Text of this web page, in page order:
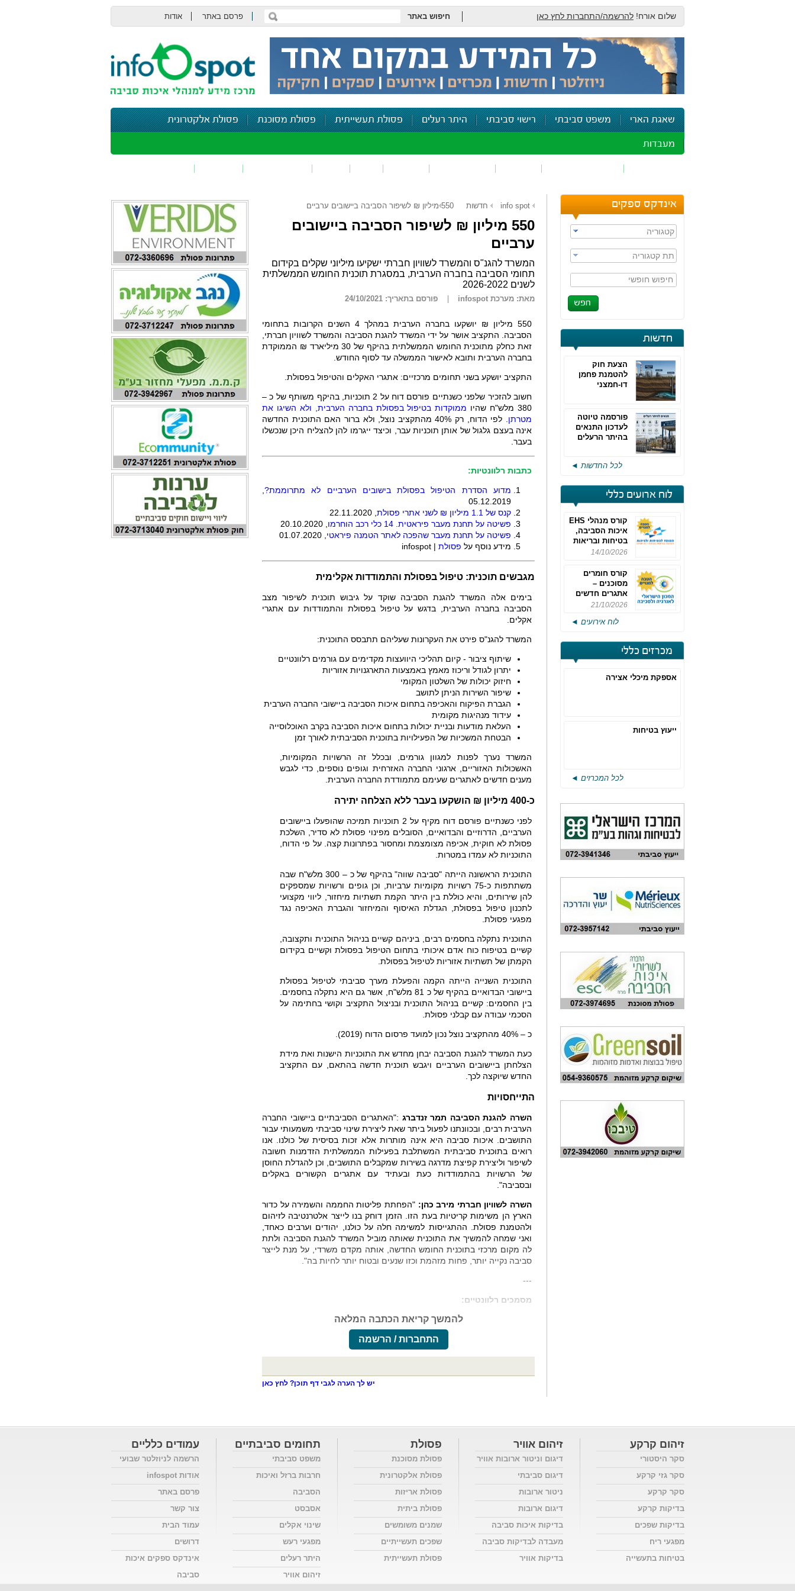
שלום אורח! להרשמה/התחברות לחץ כאן חיפוש באתר פרסם באתר אודות
שאגת הארי משפט סביבתי רישוי סביבתי היתר רעלים פסולת תעשייתית פסולת מסוכנת פסולת אלקטרונית
מעבדות
אינדקס ספקים
קטגוריה
תת קטגוריה
חיפוש חופשי
חדשות
הצעת חוק
להטמנת פחמן
דו-חמצני
פורסמה טיוטה
לעדכון התנאים
בהיתר הרעלים
לכל החדשות ◄
לוח ארועים כללי
קורס מנהלי EHS
איכות הסביבה,
בטיחות ובריאות
תעסוקתית
14/10/2026
קורס חומרים
מסוכנים –
אתגרים חדשים
והערכות לחוק
מחזור 4
21/10/2026
לוח אירועים ◄
מכרזים כללי
אספקת מיכלי אצירה
ייעוץ בטיחות
לכל המכרזים ◄
info spot חדשות 550 מיליון ₪ לשיפור הסביבה ביישובים ערביים
550 מיליון ₪ לשיפור הסביבה ביישובים
ערביים
המשרד להגנ"ס והמשרד לשוויון חברתי ישקיעו מיליוני שקלים בקידום
תחומי הסביבה בחברה הערבית, במסגרת תוכנית החומש הממשלתית
לשנים 2026-2022
מאת: מערכת infospot פורסם בתאריך: 24/10/2021
550 מיליון ₪ יושקעו בחברה הערבית במהלך 4 השנים הקרובות בתחומי
הסביבה. התקציב אושר על ידי המשרד להגנת הסביבה והמשרד לשוויון חברתי,
זאת כחלק מתוכנית החומש הממשלתית בהיקף של 30 מיליארד ₪ הממוקדת
בחברה הערבית ותובא לאישור הממשלה עד לסוף החודש.
התקציב יושקע בשני תחומים מרכזיים: אתגרי האקלים והטיפול בפסולת.
חשוב להזכיר שלפני כשנתיים פורסם דוח על 2 תוכניות, בהיקף משותף של כ –
380 מלש"ח שהיו
ממוקדות בטיפול בפסולת בחברה הערבית, ולא השיגו את
מטרתן
. לפי הדוח, רק 40% מהתקציב נוצל, ולא ברור האם התוכנית החדשה
אינה בעצם גלגול של אותן תוכניות עבר, וכיצד ייגרמו להן להצליח היכן שנכשלו
בעבר.
כתבות רלוונטיות:
מדוע הסדרת הטיפול בפסולת בישובים הערביים לא מתרוממת?
05.12.2019
קנס של 1.1 מיליון ₪ לשני אתרי פסולת
פשיטה על תחנת מעבר פיראטית. 14 כלי רכב הוחרמו
פשיטה על תחנת מעבר שהפכה לאתר הטמנה פיראטי
מידע נוסף על פסולת |
infospot
מגבשים תוכנית: טיפול בפסולת והתמודדות אקלימית
בימים אלה המשרד להגנת הסביבה שוקד על גיבוש תוכנית לשיפור מצב
הסביבה בחברה הערבית, בדגש על טיפול בפסולת והתמודדות עם אתגרי
אקלים.
המשרד להגנ"ס פירט את העקרונות שעליהם תתבסס התוכנית:
שיתוף ציבור - קיום תהליכי היוועצות מקדימים עם גורמים רלוונטיים
יתרון לגודל וריכוז מאמץ באמצעות התארגנויות אזוריות
חיזוק יכולות של השלטון המקומי
שיפור השירות הניתן לתושב
הגברת הפיקוח והאכיפה בתחום איכות הסביבה ביישובי החברה הערבית
עידוד מנהיגות מקומית
העלאת מודעות ובניית יכולות בתחום איכות הסביבה בקרב האוכלוסייה
הבטחת המשכיות של הפעילויות בתוכנית הסביבתית לאורך זמן
המשרד נערך לפנות למגוון גורמים, ובכלל זה הרשויות המקומיות,
האשכולות האזוריים, ארגוני החברה האזרחית וגופים נוספים, כדי לגבש
מענים חדשים לאתגרים שעימם מתמודדת החברה הערבית.
כ-400 מיליון ₪ הושקעו בעבר ללא הצלחה יתירה
לפני כשנתיים פורסם דוח מקיף על 2 תוכניות תמיכה שהופעלו ביישובים
הערביים, הדרוזיים והבדואיים, הסובלים מפינוי פסולת לא סדיר, השלכת
פסולת לא חוקית, אכיפה מצומצמת ומחסור בפתרונות קצה על פי הדוח,
התוכניות לא עמדו במטרות.
התוכנית הראשונה הייתה "סביבה שווה" בהיקף של כ – 300 מלש"ח שבה
משתתפות כ-75 רשויות מקומיות ערביות, וכן גופים ורשויות שמספקים
להן שירותים, והיא כוללת בין היתר הקמת תשתיות מיחזור, ליווי מקצועי
לתכנון טיפול בפסולת, הגדלת האיסוף והמיחזור והגברת האכיפה נגד
מפגעי פסולת.
התוכנית נתקלה בחסמים רבים, ביניהם קשיים בניהול התוכנית ותקצובה,
קשיים בטיפוח כוח אדם איכותי בתחום הטיפול בפסולת וקשיים בקידום
הקמתן של תשתיות אזוריות לטיפול בפסולת.
התוכנית השנייה הייתה הקמה והפעלת מערך סביבתי לטיפול בפסולת
ביישובי הבדואיים בהקיף של כ 81 מלש"ח, אשר גם היא נתקלה בחסמים.
בין החסמים: קשיים בניהול התוכנית ובניצול התקציב וקושי בחתימה על
הסכמי עבודה עם קבלני פסולת.
כ – 40% מהתקציב נוצל נכון למועד פרסום הדוח (2019).
כעת המשרד להגנת הסביבה יבחן מחדש את התוכניות הישנות ואת מידת
הצלחתן ביישובים הערביים ויגבש תוכנית חדשה בהתאם, עם התקציב
החדש שיוקצה לכך.
התייחסויות
השרה להגנת הסביבה תמר זנדברג :"האתגרים הסביבתיים ביישובי החברה
הערבית רבים, ובכוונתנו לפעול ביתר שאת ליצירת שינוי סביבתי משמעותי עבור
התושבים. איכות סביבה היא אינה מותרות אלא זכות בסיסית של כולנו. אנו
רואים בתוכנית סביבתית המשתלבת בפעילות הממשלתית הזדמנות חשובה
לשיפור וליצירת קפיצת מדרגה בשירות שמקבלים התושבים, וכן להגדלת החוסן
של הרשויות בהתמודדות כעת ובעתיד עם אתגרים הקשורים באקלים
ובסביבה".
השרה לשוויון חברתי מירב כהן: "הפחתת פליטות החממה והשמירה על כדור
הארץ הן משימות קריטיות בעת הזו. הזמן דוחק בנו לייצר אלטרנטיבה לזיהום
ולהטמנת פסולת. ההתגייסות למשימה חלה על כולנו, יהודים וערבים כאחד,
ואני שמחה להמשיך את התוכנית שאותה מוביל המשרד להגנת הסביבה ולתת
לה מקום מרכזי בתוכנית החומש החדשה, אותה מקדם משרדי, על מנת לייצר
סביבה נקייה יותר, פחות מזהמת וכזו שנעים ובטוח יותר לחיות בה".
---
מסמכים רלוונטיים:
להמשך קריאת הכתבה המלאה
התחברות / הרשמה
יש לך הערה לגבי דף תוכן? לחץ כאן
זיהום קרקע
סקר היסטורי
סקר גזי קרקע
סקר קרקע
בדיקות קרקע
בדיקות שפכים
מפגעי ריח
בטיחות בתעשייה
זיהום אוויר
דיגום וניטור ארובות אוויר
דיגום סביבתי
ניטור ארובות
דיגום ארובות
בדיקות איכות סביבה
מעבדה לבדיקות סביבה
בדיקות אוויר
פסולת
פסולת מסוכנת
פסולת אלקטרונית
פסולת אריזות
פסולת ביתית
שמנים משומשים
שפכים תעשייתיים
פסולת תעשייתית
תחומים סביבתיים
משפט סביבתי
חרבות ברזל ואיכות
הסביבה
אסבסט
שינוי אקלים
מפגעי רעש
היתר רעלים
זיהום אוויר
עמודים כלליים
הרשמה לניוזלטר שבועי
אודות infospot
פרסם באתר
צור קשר
עמוד הבית
דרושים
אינדקס ספקים איכות
סביבה